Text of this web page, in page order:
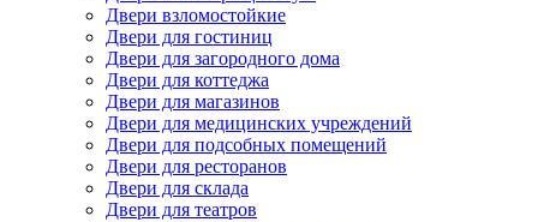
Двери взломостойкие
Двери для гостиниц
Двери для загородного дома
Двери для коттеджа
Двери для магазинов
Двери для медицинских учреждений
Двери для подсобных помещений
Двери для ресторанов
Двери для склада
Двери для театров